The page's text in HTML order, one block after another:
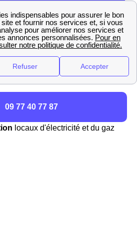
locaux d'électricité et du gaz
09 77 40 77 87